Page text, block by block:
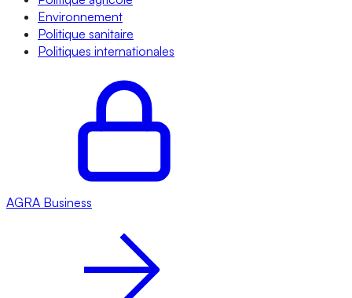
Environnement
Politique sanitaire
Politiques internationales
AGRA Business